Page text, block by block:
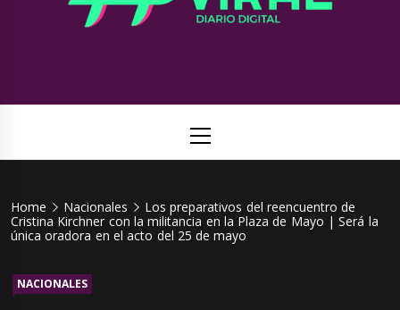
Viral
Menu
Home Nacionales
Los preparativos del reencuentro de
Cristina Kirchner con la militancia en la Plaza de Mayo | Será la
única oradora en el acto del 25 de mayo
NACIONALES